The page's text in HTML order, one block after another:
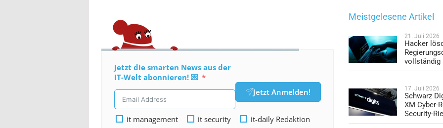
Jetzt die smarten News aus der
IT-Welt abonnieren! 💌
Jetzt Anmelden!
it management it security it-daily Redaktion
Meistgelesene Artikel
21. Juli 2026
Hacker
vollständig
17. Juli 2026
Schwarz
XM Cyber-
Security-